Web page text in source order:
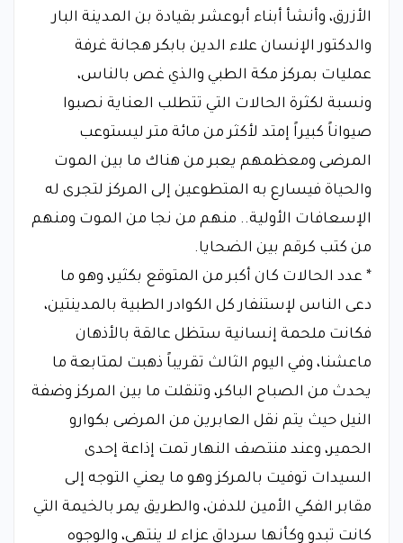
الأزرق، وأنشأ أبناء أبوعشر بقيادة بن المدينة البار
والدكتور الإنسان علاء الدين بابكر هجانة غرفة
عمليات بمركز مكة الطبي والذي غص بالناس،
ونسبة لكثرة الحالات التي تتطلب العناية نصبوا
صيواناً كبيراً إمتد لأكثر من مائة متر ليستوعب
المرضى ومعظمهم يعبر من هناك ما بين الموت
والحياة فيسارع به المتطوعين إلى المركز لتجرى له
الإسعافات الأولية.. منهم من نجا من الموت ومنهم
من كتب كرقم بين الضحايا.
* عدد الحالات كان أكبر من المتوقع بكثير، وهو ما
دعى الناس لإستنفار كل الكوادر الطبية بالمدينتين،
فكانت ملحمة إنسانية ستظل عالقة بالأذهان
ماعشنا، وفي اليوم الثالث تقريباً ذهبت لمتابعة ما
يحدث من الصباح الباكر، وتنقلت ما بين المركز وضفة
النيل حيث يتم نقل العابرين من المرضى بكوارو
الحمير، وعند منتصف النهار تمت إذاعة إحدى
السيدات توفيت بالمركز وهو ما يعني التوجه إلى
مقابر الفكي الأمين للدفن، والطريق يمر بالخيمة التي
كانت تبدو وكأنها سرداق عزاء لا ينتهي، والوجوه